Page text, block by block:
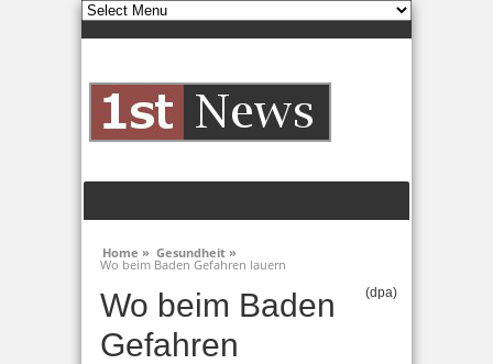
Home » Gesundheit »
Wo beim Baden Gefahren lauern
Wo beim Baden
Gefahren
(dpa)